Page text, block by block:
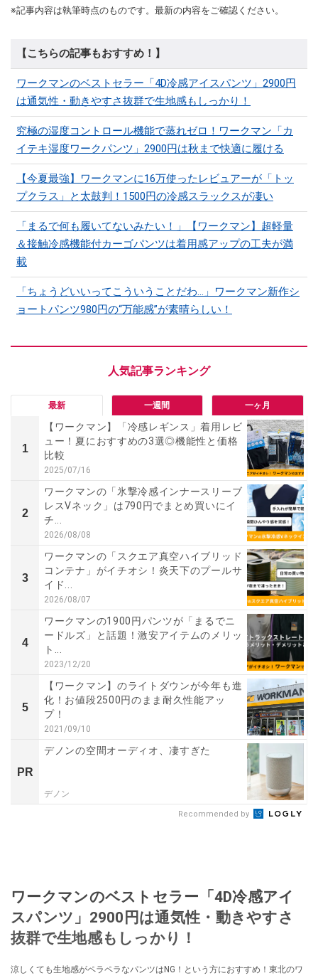
※記事内容は執筆時点のものです。最新の内容をご確認ください。
【こちらの記事もおすすめ！】
ワークマンのベストセラー「4D冷感アイスパンツ」2900円
は通気性・動きやすさ抜群で生地感もしっかり！
究極の湿度コントロール機能で蒸れゼロ！ワークマン「カ
イテキ湿度ワークパンツ」2900円は秋まで快適に履ける
【今夏最強】ワークマンに16万使ったレビュアーが「トッ
プクラス」と太鼓判！1500円の冷感スラックスが凄い
「まるで何も履いてないみたい！」【ワークマン】超軽量
＆接触冷感機能付カーゴパンツは着用感アップの工夫が満
載
「ちょうどいいってこういうことだわ...」ワークマン新作シ
ョートパンツ980円の“万能感”が素晴らしい！
最新 一週間 一ヶ月
1
【ワークマン】「冷感レギンス」着用レビ
ュー！夏におすすめの3選◎機能性と価格
比較
2025/07/16
2
ワークマンの「氷撃冷感インナースリーブ
レスVネック」は790円でまとめ買いにイ
チ...
2026/08/08
3
ワークマンの「スクエア真空ハイブリッド
コンテナ」がイチオシ！炎天下のプールサ
イド...
2026/08/07
4
ワークマンの1900円パンツが「まるでニ
ードルズ」と話題！激安アイテムのメリッ
ト...
2023/12/20
5
【ワークマン】のライトダウンが今年も進
化！お値段2500円のまま耐久性能アッ
プ！
2021/09/10
PR
デノンの空間オーディオ、凄すぎた
デノン
Recommended by
ワークマンのベストセラー「4D冷感アイ
スパンツ」2900円は通気性・動きやすさ
抜群で生地感もしっかり！
涼しくても生地感がペラペラなパンツはNG！という方におすすめ！東北のワ